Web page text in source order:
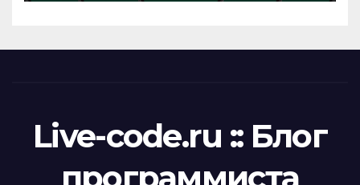
Live-code.ru :: Блог